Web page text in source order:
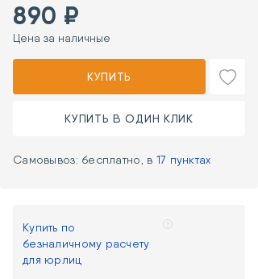
890 ₽
Цена за наличные
КУПИТЬ
КУПИТЬ В ОДИН КЛИК
Самовывоз: бесплатно, в 17 пунктах
Купить по
безналичному расчету
для юрлиц